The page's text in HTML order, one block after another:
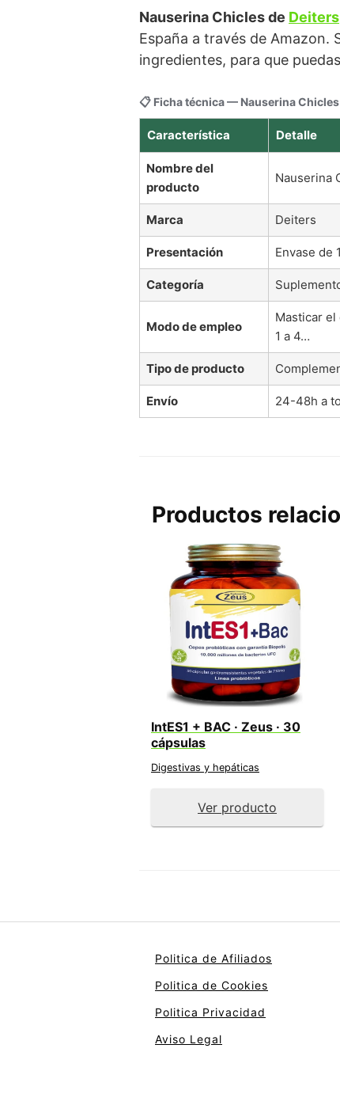
Nauserina Chicles de Deiters
España a través de
ingredientes, para que
📋 Ficha técnica — Nauserina Chicles
Característica Detalle
Nombre del
producto
Nauserina
Marca Deiters
Presentación Envase de
Categoría
Modo de empleo
Masticar el
1 a 4…
Tipo de producto
Envío 24-48h a
Productos
IntES1 + BAC · Zeus · 30
cápsulas
Digestivas y hepáticas
Ver producto
Politica de Afiliados
Politica de Cookies
Politica Privacidad
Aviso Legal